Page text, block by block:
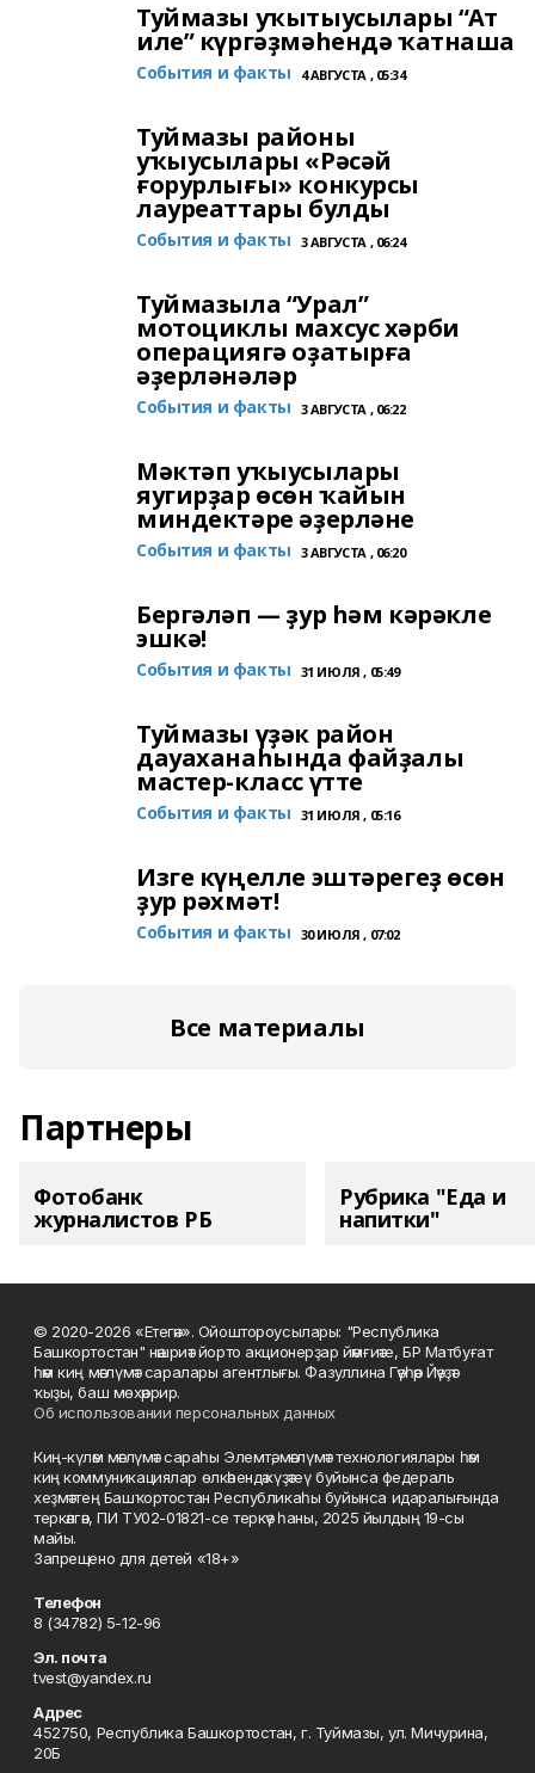
Туймазы уҡытыусылары “Ат
иле” күргәҙмәһендә ҡатнаша
События и факты 4 АВГУСТА , 05:34
Туймазы районы
уҡыусылары «Рәсәй
ғорурлығы» конкурсы
лауреаттары булды
События и факты 3 АВГУСТА , 06:24
Туймазыла “Урал”
мотоциклы махсус хәрби
операциягә оҙатырға
әҙерләнәләр
События и факты 3 АВГУСТА , 06:22
Мәктәп уҡыусылары
яугирҙар өсөн ҡайын
миндектәре әҙерләне
События и факты 3 АВГУСТА , 06:20
Бергәләп — ҙур һәм кәрәкле
эшкә!
События и факты 31 ИЮЛЯ , 05:49
Туймазы үҙәк район
дауаханаһында файҙалы
мастер-класс үтте
События и факты 31 ИЮЛЯ , 05:16
Изге күңелле эштәрегеҙ өсөн
ҙур рәхмәт!
События и факты 30 ИЮЛЯ , 07:02
Все материалы
Партнеры
Фотобанк
журналистов РБ
Рубрика "Еда и
напитки"
© 2020-2026 «Етегән». Ойоштороусылары: "Республика
Башкортостан" нәшриәт йорто акционерҙар йәмғиәте, БР Матбуғат
һәм киң мәғлүмәт саралары агентлығы. Фазуллина Гәүһәр Йәүҙәт
ҡыҙы, баш мөхәррир.
Об использовании персональных данных
Киң-күләм мәғлүмәт сараһы Элемтә, мәғлүмәт технологиялары һәм
киң коммуникациялар өлкәһендә күҙәтеү буйынса федераль
хеҙмәттең Башҡортостан Республикаһы буйынса идаралығында
теркәлгән, ПИ ТУ02-01821-се теркәү һаны, 2025 йылдың 19-сы
майы.
Запрещено для детей «18+»
Телефон
8 (34782) 5-12-96
Эл. почта
tvest@yandex.ru
Адрес
452750, Республика Башкортостан, г. Туймазы, ул. Мичурина,
20Б